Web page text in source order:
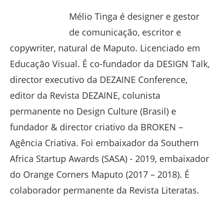
Mélio Tinga é designer e gestor
de comunicação, escritor e
copywriter, natural de Maputo. Licenciado em
Educação Visual. É co-fundador da DESIGN Talk,
director executivo da DEZAINE Conference,
editor da Revista DEZAINE, colunista
permanente no Design Culture (Brasil) e
fundador & director criativo da BROKEN –
Agência Criativa. Foi embaixador da Southern
Africa Startup Awards (SASA) - 2019, embaixador
do Orange Corners Maputo (2017 – 2018). É
colaborador permanente da Revista Literatas.